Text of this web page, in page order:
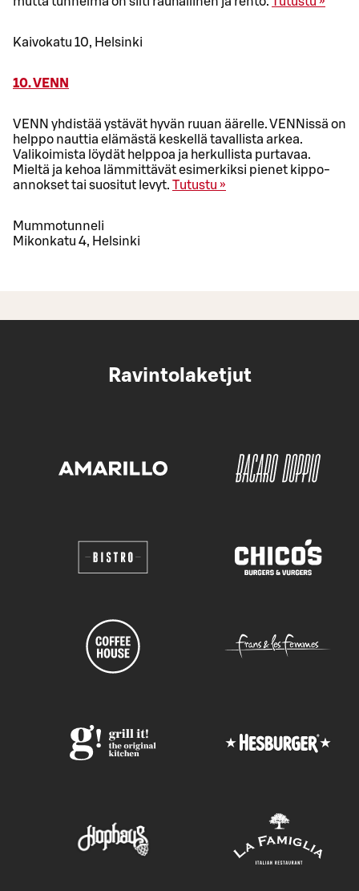
Kaivokatu 10, Helsinki
10. VENN
VENN yhdistää ystävät hyvän ruuan äärelle. VENNissä on
helppo nauttia elämästä keskellä tavallista arkea.
Valikoimista löydät helppoa ja herkullista purtavaa.
Mieltä ja kehoa lämmittävät esimerkiksi pienet kippo-
annokset tai suositut levyt. Tutustu »
Mummotunneli
Mikonkatu 4, Helsinki
Ravintolaketjut